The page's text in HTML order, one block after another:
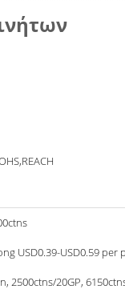
USD0.39-USD0.59 per
2500ctns/20GP,